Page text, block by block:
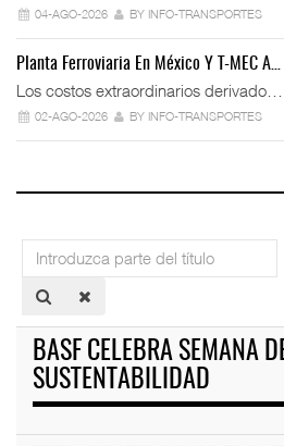
04-AGO-2026 BY INFO-TRANSPORTES
Planta Ferroviaria En México Y T-MEC A…
Los costos extraordinarios derivado…
02-AGO-2026 BY INFO-TRANSPORTES
Introduzca
parte
del
BASF CELEBRA SEMANA
SUSTENTABILIDAD